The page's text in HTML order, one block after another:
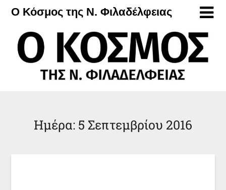
Μετάβαση
περιεχόμενο
Ο Κόσμος της Ν. Φιλαδέλφειας
Ημέρα: 5 Σεπτεμβρίου 2016